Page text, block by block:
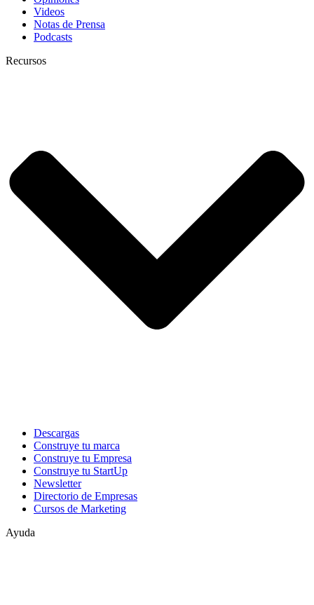
Videos
Notas de Prensa
Podcasts
Recursos
Descargas
Construye tu marca
Construye tu Empresa
Construye tu StartUp
Newsletter
Directorio de Empresas
Cursos de Marketing
Ayuda